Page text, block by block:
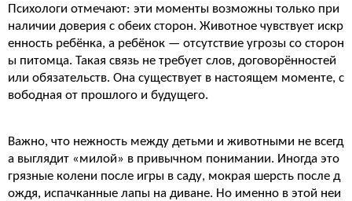
Психологи отмечают: эти моменты возможны только при
наличии доверия с обеих сторон. Животное чувствует искр
енность ребёнка, а ребёнок — отсутствие угрозы со сторон
ы питомца. Такая связь не требует слов, договорённостей
или обязательств. Она существует в настоящем моменте, с
вободная от прошлого и будущего.
Важно, что нежность между детьми и животными не всегд
а выглядит «милой» в привычном понимании. Иногда это
грязные колени после игры в саду, мокрая шерсть после д
ождя, испачканные лапы на диване. Но именно в этой неи